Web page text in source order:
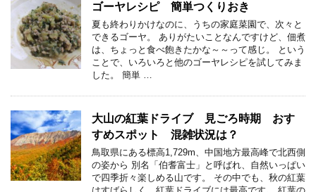
ゴーヤレシピ 簡単つくりおき
夏も終わりかけなのに、うちの家庭菜園で、次々と
できるゴーヤ。 ありがたいことなんですけど、佃煮
は、ちょっと食べ飽きたかな～～って感じ。 という
ことで、いろいろと他のゴーヤレシピを試してみま
した。 簡単 …
大山の紅葉ドライブ 見ごろ時期 おす
すめスポット 混雑状況は？
鳥取県にある標高1,729m、中国地方最高峰で北西側
の姿から 別名「伯耆富士」と呼ばれ、自然いっぱい
で四季折々楽しめる山です。 その中でも、秋の紅葉